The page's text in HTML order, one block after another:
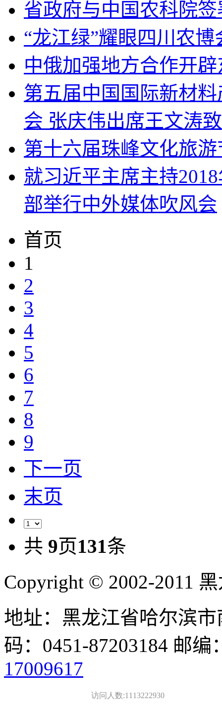
省政府与中国农科院
“龙江绿”耀眼四川农博
中俄加强地方合作开
第五届中国国际新材
会 张庆伟出席王文涛
第十六届珠峰文化旅
就习近平主席主持
部举行中外媒体吹风会
首页
1
2
3
4
5
6
7
8
9
下一页
末页
共 9页131条
Copyright © 2002-2011
地址：黑龙江省哈尔滨
码：0451-87203184 邮编
17009617